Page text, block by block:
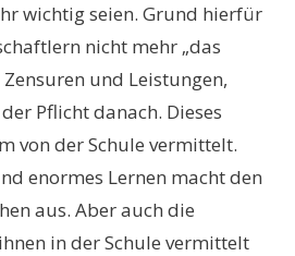
wichtig seien. Grund hierfür
nicht mehr „das
und Leistungen,
Pflicht danach. Dieses
von der Schule vermittelt.
enormes Lernen macht den
aus. Aber auch die
in der Schule vermittelt